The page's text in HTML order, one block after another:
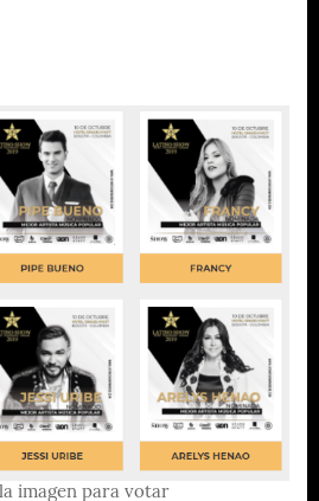
imagen para votar